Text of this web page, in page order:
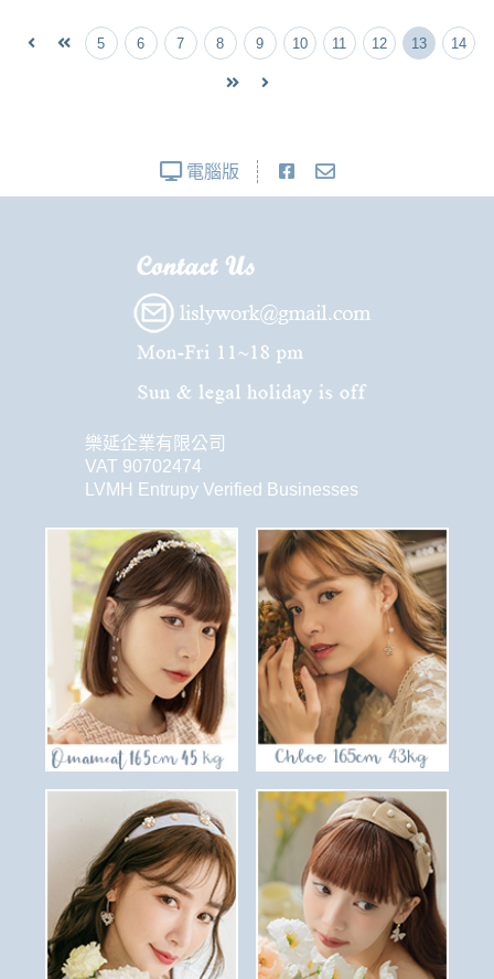
5 6 7 8 9 10 11 12 13 14
電腦版
樂延企業有限公司
VAT 90702474
LVMH Entrupy Verified Businesses